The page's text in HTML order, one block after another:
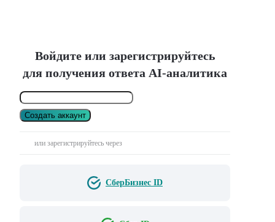
Войдите или зарегистрируйтесь
для получения ответа AI-аналитика
Создать аккаунт
или зарегистрируйтесь через
СберБизнес ID